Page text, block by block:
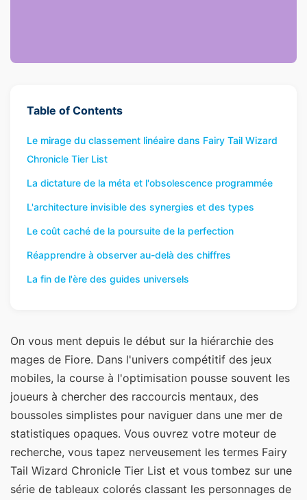
Table of Contents
Le mirage du classement linéaire dans Fairy Tail Wizard
Chronicle Tier List
La dictature de la méta et l'obsolescence programmée
L'architecture invisible des synergies et des types
Le coût caché de la poursuite de la perfection
Réapprendre à observer au-delà des chiffres
La fin de l'ère des guides universels
On vous ment depuis le début sur la hiérarchie des
mages de Fiore. Dans l'univers compétitif des jeux
mobiles, la course à l'optimisation pousse souvent les
joueurs à chercher des raccourcis mentaux, des
boussoles simplistes pour naviguer dans une mer de
statistiques opaques. Vous ouvrez votre moteur de
recherche, vous tapez nerveusement les termes Fairy
Tail Wizard Chronicle Tier List et vous tombez sur une
série de tableaux colorés classant les personnages de